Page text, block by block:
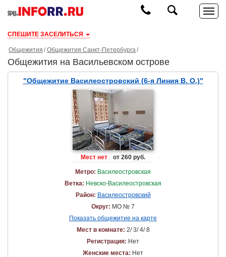
СПЕШИТЕ ЗАСЕЛИТЬСЯ
Общежития Общежития Санкт-Петербурга
Общежития на Васильевском острове
"Общежитие Василеостровский (6-я Линия В. О.)"
Мест нет от 260 руб.
Метро: Василеостровская
Ветка: Невско-Василеостровская
Район: Василеостровский
Округ: МО № 7
Показать общежитие на карте
Мест в комнате: 2/ 3/ 4/ 8
Регистрация: Нет
Женские места: Нет